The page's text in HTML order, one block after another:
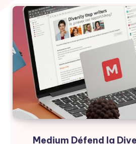
Medium Défend la